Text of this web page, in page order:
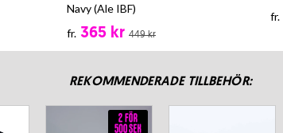
Navy (Ale IBF)
fr. 365 kr 449 kr
fr.
REKOMMENDERADE TILLBEHÖR: